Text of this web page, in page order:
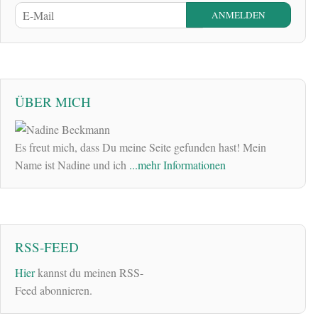
ÜBER MICH
Es freut mich, dass Du meine Seite gefunden hast! Mein
Name ist Nadine und ich ...mehr Informationen
RSS-FEED
Hierkannst du meinen RSS-
Feed abonnieren.